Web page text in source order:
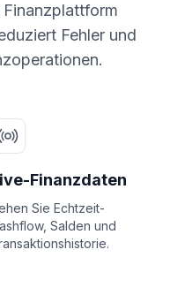
Fehler und
Finanzdaten
Sie Echtzeit-
Salden und